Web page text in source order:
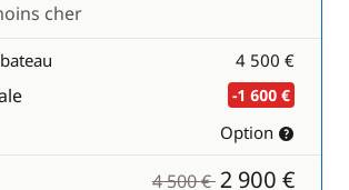
cher
4 500 €
-1 600 €
Option
4 500 €2 900 €